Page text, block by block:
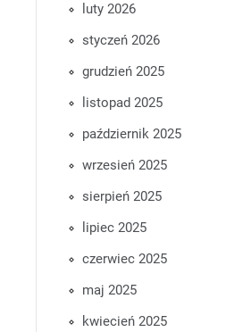
luty 2026
styczeń 2026
grudzień 2025
listopad 2025
październik 2025
wrzesień 2025
sierpień 2025
lipiec 2025
czerwiec 2025
maj 2025
kwiecień 2025